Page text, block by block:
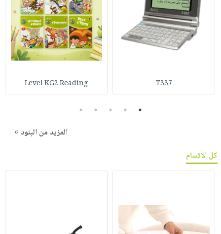
T337
Level KG2 Reading
1
2
3
4
5
المزيد من البنود »
كل الأقسام